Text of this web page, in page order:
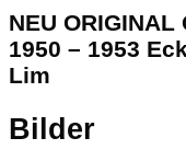
NEU
1950 – 1953
Lim
Bilder